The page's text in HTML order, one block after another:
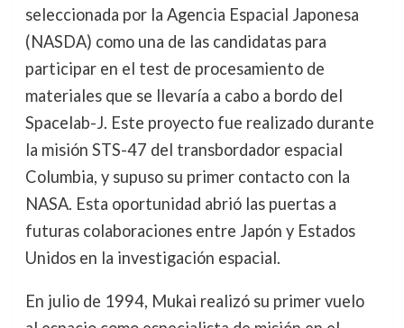
seleccionada por la Agencia Espacial Japonesa
(NASDA) como una de las candidatas para
participar en el test de procesamiento de
materiales que se llevaría a cabo a bordo del
Spacelab-J. Este proyecto fue realizado durante
la misión STS-47 del transbordador espacial
Columbia, y supuso su primer contacto con la
NASA. Esta oportunidad abrió las puertas a
futuras colaboraciones entre Japón y Estados
Unidos en la investigación espacial.
En julio de 1994, Mukai realizó su primer vuelo